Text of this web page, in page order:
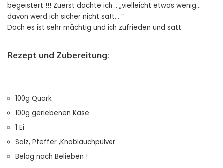
begeistert !!! Zuerst dachte ich .. „vielleicht etwas wenig…
davon werd ich sicher nicht satt… “
Doch es ist sehr mächtig und ich zufrieden und satt
Rezept und Zubereitung:
100g Quark
100g geriebenen Käse
1 Ei
Salz, Pfeffer ,Knoblauchpulver
Belag nach Belieben !